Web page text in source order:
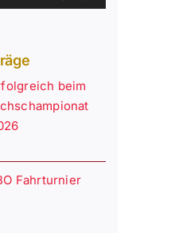
beim
Fahrturnier